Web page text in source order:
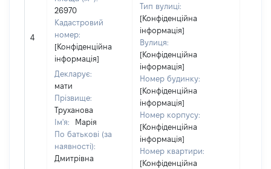
4
26970
Кадастровий
номер:
[Конфіденційна
інформація]
Декларує:
мати
Прізвище:
Труханова
Ім'я:
Марія
По батькові (за
наявності):
Дмитрівна
Тип вулиці:
[Конфіденційна
інформація]
Вулиця:
[Конфіденційна
інформація]
Номер будинку:
[Конфіденційна
інформація]
Номер корпусу:
[Конфіденційна
інформація]
Номер квартири:
[Конфіденційна